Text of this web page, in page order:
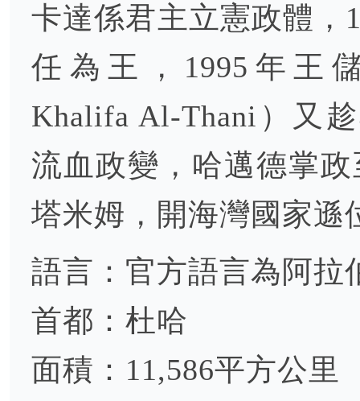
卡達係君主立憲政體，
任為王，1995年王
Khalifa Al-Thani）又
流血政變，哈邁德掌
塔米姆，開海灣國家遜
語言：官方語言為阿拉
首都：杜哈
面積：11,586平方公里